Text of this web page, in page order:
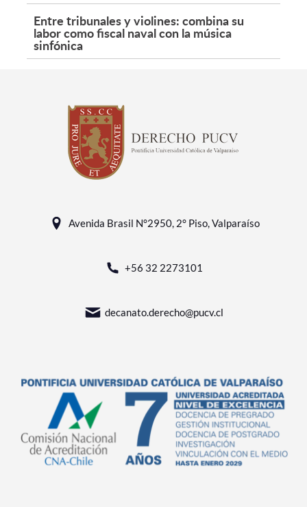
Entre tribunales y violines: combina su
labor como fiscal naval con la música
sinfónica
Avenida Brasil N°2950, 2° Piso, Valparaíso
+56 32 2273101
decanato.derecho@pucv.cl